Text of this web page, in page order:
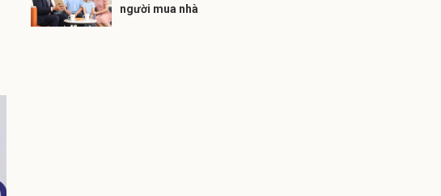
người mua nhà